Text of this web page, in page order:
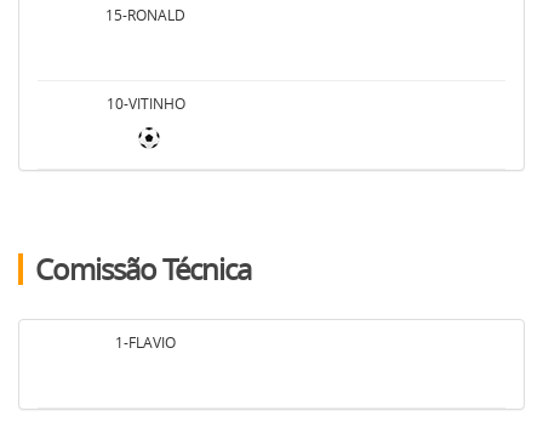
15-RONALD
10-VITINHO
Comissão Técnica
1-FLAVIO